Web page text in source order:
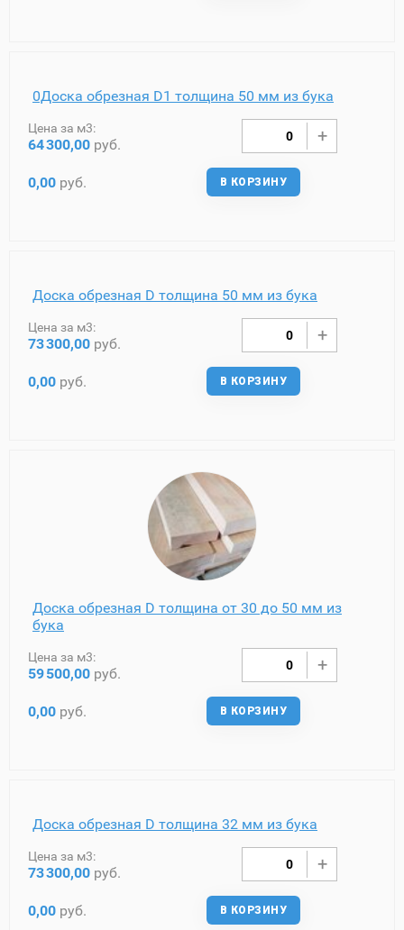
0Доска обрезная D1 толщина 50 мм из бука
Цена за м3:
64300,00 руб.
0,00 руб. В КОРЗИНУ
Доска обрезная D толщина 50 мм из бука
Цена за м3:
73300,00 руб.
0,00 руб. В КОРЗИНУ
Доска обрезная D толщина от 30 до 50 мм из
бука
Цена за м3:
59500,00 руб.
0,00 руб. В КОРЗИНУ
Доска обрезная D толщина 32 мм из бука
Цена за м3:
73300,00 руб.
0,00 руб. В КОРЗИНУ